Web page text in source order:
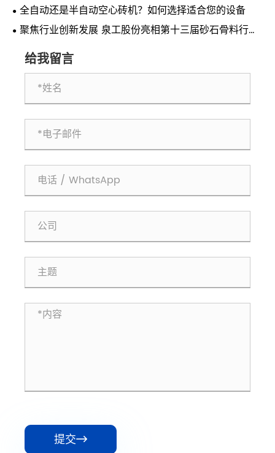
全自动还是半自动空心砖机？如何选择适合您的设备
聚焦行业创新发展 泉工股份亮相第十三届砂石骨料行业
给我留言
提交